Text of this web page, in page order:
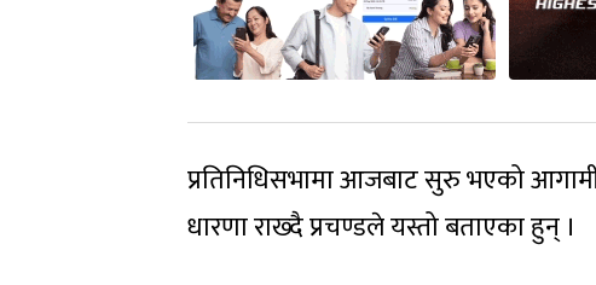
प्रतिनिधिसभामा आजबाट सुरु भएको
धारणा राख्दै प्रचण्डले यस्तो बताएका हुन् ।